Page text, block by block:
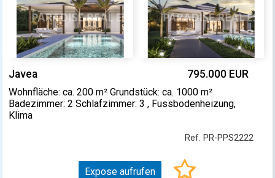
Javea 795.000 EUR
Wohnfläche: ca. 200 m² Grundstück: ca. 1000 m²
Badezimmer: 2 Schlafzimmer: 3 , Fussbodenheizung,
Klima
Ref. PR-PPS2222
Expose aufrufen